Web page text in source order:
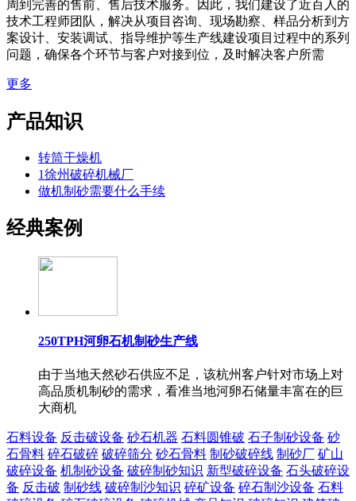
周到完善的售前、售后技术服务。因此，我们建设了近百人的
技术工程师团队，解决从项目咨询、现场勘察、样品分析到方
案设计、安装调试、指导维护等生产线建设项目过程中的系列
问题，确保各个环节与客户对接到位，及时解决客户所需
更多
产品知识
转筒干燥机
1徐州破碎机械厂
做机制砂需要什么手续
经典案例
250TPH河卵石机制砂生产线
由于当地天然砂石供应不足，该杭州客户针对市场上对
高品质机制砂的需求，看准当地河卵石储量丰富在的巨
大商机
石料设备 反击破设备 砂石机器 石料圆锥破 石子制砂设备 砂
石骨料 碎石破碎 破碎筛分 砂石骨料 制砂破碎线 制砂厂 矿山
破碎设备 机制砂设备 破碎制砂知识 新型破碎设备 石头破碎设
备 反击破 制砂线 破碎制沙知识 碎矿设备 碎石制沙设备 石料